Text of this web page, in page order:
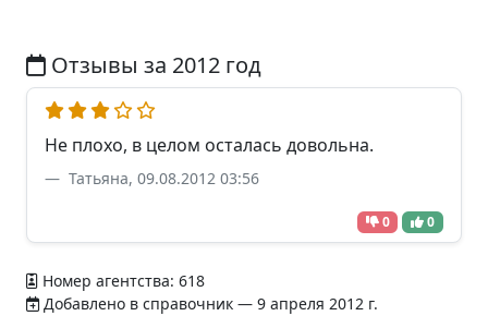
Отзывы за 2012 год
Не плохо, в целом осталась довольна.
Татьяна, 09.08.2012 03:56
0 0
Номер агентства: 618
Добавлено в справочник — 9 апреля 2012 г.